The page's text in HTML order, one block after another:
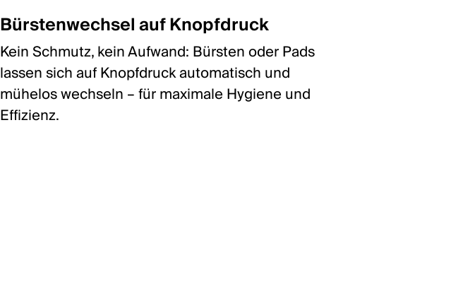
Bürstenwechsel auf Knopfdruck
Kein Schmutz, kein Aufwand: Bürsten oder Pads
lassen sich auf Knopfdruck automatisch und
mühelos wechseln – für maximale Hygiene und
Effizienz.